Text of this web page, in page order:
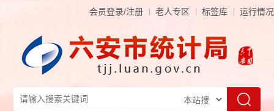
会员登录/注册 老人专区 标签库 运行情况